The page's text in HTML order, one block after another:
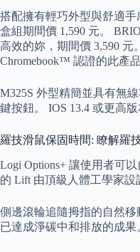
搭配擁有輕巧外型與舒適手
盒組期間價 1,590 元。
高效的妳，期間價 3,590 元
Chromebook™ 認證的此產
M325S 外型精簡並具有無
鍵按鈕。 IOS 13.4 或更高版
羅技滑鼠保固時間: 瞭解羅
Logi Options+ 讓使用者可
的 Lift 由頂級人體工學家設
側邊滾輪追隨拇指的自然
已達成淨碳中和排放的成果